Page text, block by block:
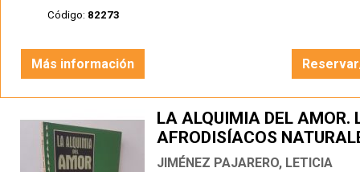
Código: 82273
Más información
LA ALQUIMIA DEL AMOR.
AFRODISÍACOS
JIMÉNEZ PAJARERO, LETICIA